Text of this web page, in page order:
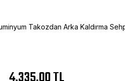
Takozdan Arka Kaldırma